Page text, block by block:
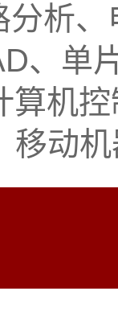
分析
、单
算机
移动